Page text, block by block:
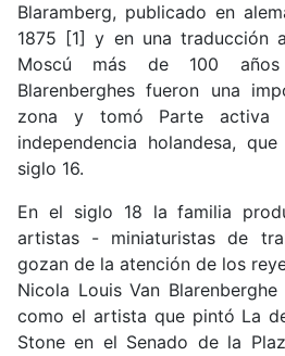
Blaramberg, publicado en
1875 [1] y en una traducción
Moscú más de 100
Blarenberghes fueron una
zona y tomó Parte
independencia holandesa,
siglo 16.
En el siglo 18 la familia
artistas - miniaturistas de
gozan de la atención de los
Nicola Louis Van
como el artista que pintó La
Stone en el Senado de la